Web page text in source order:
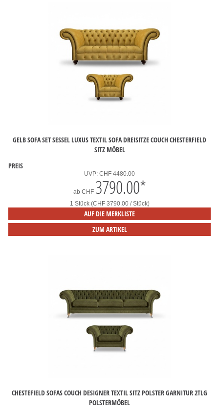
GELB SOFA SET SESSEL LUXUS TEXTIL SOFA DREISITZE COUCH CHESTERFIELD
SITZ MÖBEL
PREIS
UVP: CHF 4480.00
ab CHF 3790.00*
1 Stück (CHF 3790.00 / Stück)
AUF DIE MERKLISTE
ZUM ARTIKEL
CHESTEFIELD SOFAS COUCH DESIGNER TEXTIL SITZ POLSTER GARNITUR 2TLG
POLSTERMÖBEL